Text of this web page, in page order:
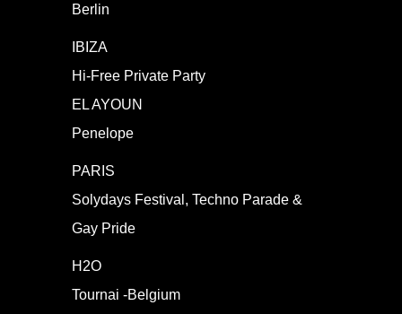
Berlin
IBIZA
Hi-Free Private Party
EL AYOUN
Penelope
PARIS
Solydays Festival, Techno Parade &
Gay Pride
H2O
Tournai -Belgium